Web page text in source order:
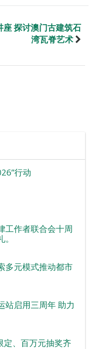
探讨澳门古建筑石
湾瓦脊艺术
行动
工作者联合会十周
多元模式推动都市
站启用三周年 助力
定、百万元抽奖齐